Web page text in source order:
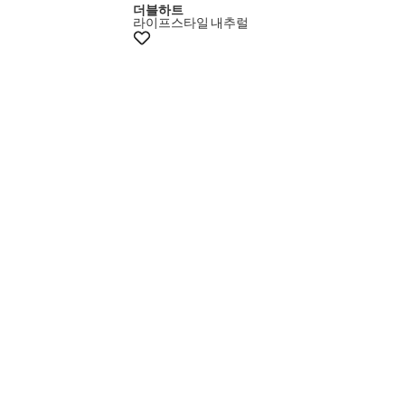
+12% 쿠폰
더블하트
라이프스타일 내추럴